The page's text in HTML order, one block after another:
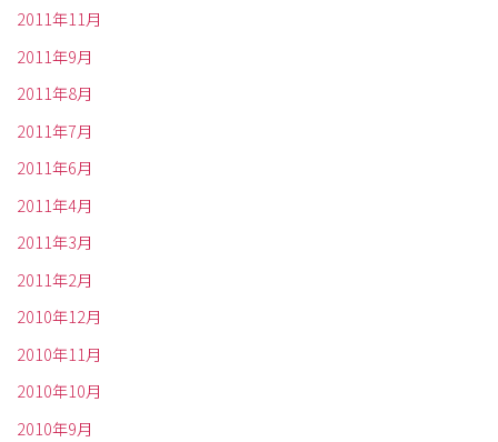
2011年11月
2011年9月
2011年8月
2011年7月
2011年6月
2011年4月
2011年3月
2011年2月
2010年12月
2010年11月
2010年10月
2010年9月